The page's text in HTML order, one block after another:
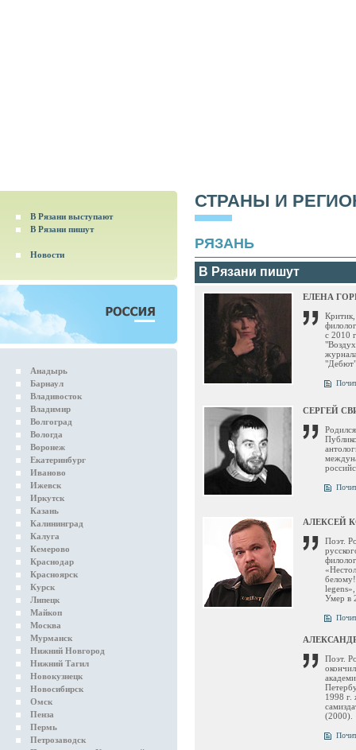
В Рязани выступают
В Рязани пишут
Новости
Анадырь
Барнаул
Владивосток
Владимир
Волгоград
Вологда
Воронеж
Екатеринбург
Иваново
Ижевск
Иркутск
Казань
Калининград
Калуга
Кемерово
Краснодар
Красноярск
Курск
Липецк
Майкоп
Москва
Мурманск
Нижний Новгород
Нижний Тагил
Новокузнецк
Новосибирск
Омск
Пенза
Пермь
Петрозаводск
СТРАНЫ И
РЯЗАНЬ
В Рязани пишут
ЕЛЕНА
Критик,
с 2010
СЕРГЕЙ
АЛЕКСЕЙ
Поэт.
Умер в
Поэт.
1998 г.
(2000).